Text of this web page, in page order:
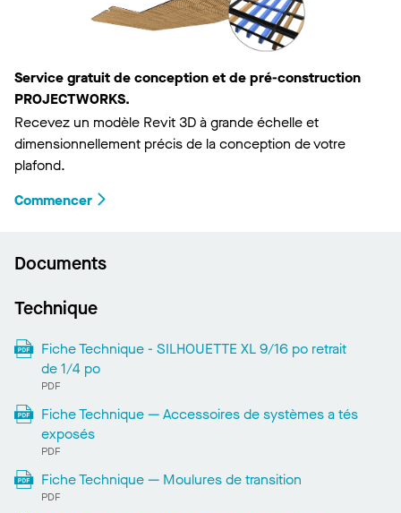
Service gratuit de conception et de pré-construction
PROJECTWORKS.
Recevez un modèle Revit 3D à grande échelle et
dimensionnellement précis de la conception de votre
plafond.
Commencer
Documents
Technique
Fiche Technique - SILHOUETTE XL 9/16 po retrait
de 1/4 po
PDF
Fiche Technique — Accessoires de systèmes a tés
exposés
PDF
Fiche Technique — Moulures de transition
PDF